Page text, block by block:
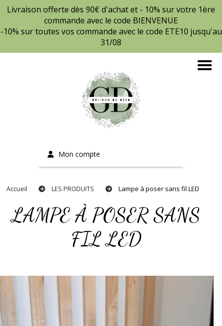
Livraison offerte dès 90€ d'achat et - 10% sur votre 1ère
commande avec le code BIENVENUE
-10% sur toutes vos commande avec le code ETE10 jusqu'au
31/08
Mon compte
Accueil LES PRODUITS Lampe à poser sans fil LED
LAMPE À POSER SANS
FIL LED